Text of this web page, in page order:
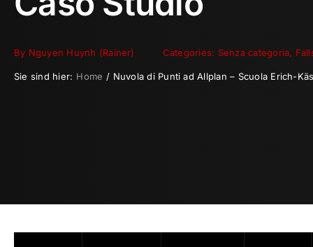
By Nguyen Huynh (Rainer) Categories: Senza categoria,
Sie sind hier: Home Nuvola di Punti ad Allplan – Scuola Erich-